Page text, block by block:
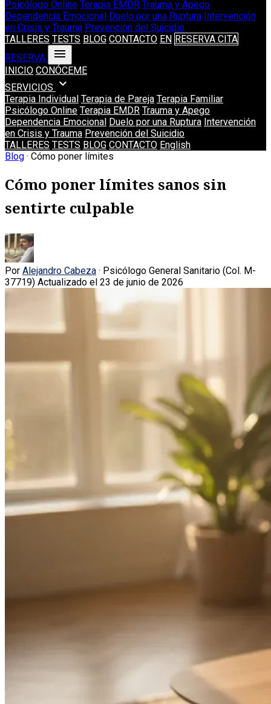
Psicólogo Online Terapia EMDR Trauma y Apego
Dependencia Emocional Duelo por una Ruptura Intervención
en Crisis y Trauma Prevención del Suicidio
TALLERES TESTS BLOG CONTACTO EN RESERVA CITA
RESERVA
menu
INICIO CONÓCEME
SERVICIOS expand_more
Terapia Individual Terapia de Pareja Terapia Familiar
Psicólogo Online Terapia EMDR Trauma y Apego
Dependencia Emocional Duelo por una Ruptura Intervención
en Crisis y Trauma Prevención del Suicidio
TALLERES TESTS BLOG CONTACTO English
Blog · Cómo poner límites
Cómo poner límites sanos sin
sentirte culpable
Por Alejandro Cabeza · Psicólogo General Sanitario (Col. M-
37719) Actualizado el 23 de junio de 2026